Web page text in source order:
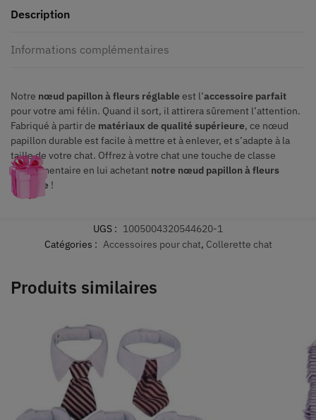
Description
Informations complémentaires
Notre nœud papillon à fleurs réglableest l’accessoire parfait
pour votre ami félin. Quand il sort, il attirera sûrement l’attention.
Fabriqué à partir de matériaux de qualité supérieure, ce nœud
papillon durable est facile à mettre et à enlever, et s’adapte à la
taille de votre chat. Offrez à votre chat une touche de classe
supplémentaire en lui achetant notre nœud papillon à fleurs
réglable !
UGS : 1005004320544620-1
Catégories : Accessoires pour chat, Collerette chat
Produits similaires